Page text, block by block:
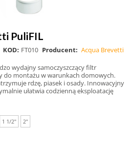
PuliFIL
KOD: FT010 Producent: Acqua Brevetti
wydajny samoczyszczący filtr
do montażu w warunkach domowych.
rdzę, piasek i osady. Innowacyjny
ułatwia codzienną eksploatację
1 1/2" 2"